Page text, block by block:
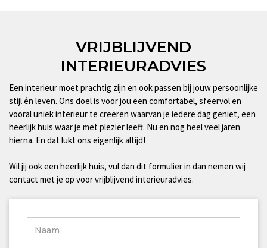
VRIJBLIJVEND
INTERIEURADVIES
Een interieur moet prachtig zijn en ook passen bij jouw persoonlijke
stijl én leven. Ons doel is voor jou een comfortabel, sfeervol en
vooral uniek interieur te creëren waarvan je iedere dag geniet, een
heerlijk huis waar je met plezier leeft. Nu en nog heel veel jaren
hierna. En dat lukt ons eigenlijk altijd!
Wil jij ook een heerlijk huis, vul dan dit formulier in dan nemen wij
contact met je op voor vrijblijvend interieuradvies.